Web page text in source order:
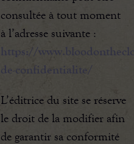
consultée à tout moment
à l’adresse suivante :
https://
de-confidentialite/
L’éditrice du site se réserve
le droit de la modifier afin
de garantir sa conformité